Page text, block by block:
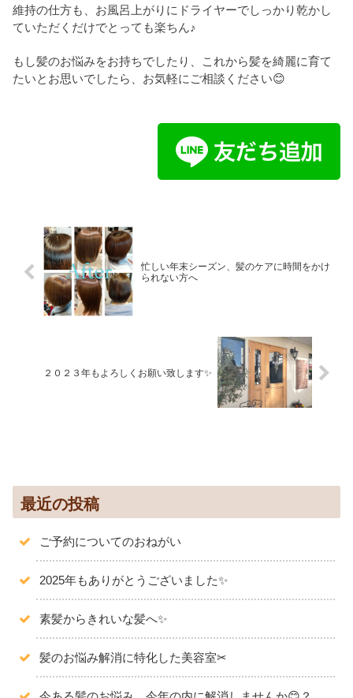
維持の仕方も、お風呂上がりにドライヤーでしっかり乾かし
ていただくだけでとっても楽ちん♪
もし髪のお悩みをお持ちでしたり、これから髪を綺麗に育て
たいとお思いでしたら、お気軽にご相談ください😊
忙しい年末シーズン、髪のケアに時間をかけ
られない方へ
２０２３年もよろしくお願い致します✨
最近の投稿
ご予約についてのおねがい
2025年もありがとうございました✨️
素髪からきれいな髪へ✨
髪のお悩み解消に特化した美容室✂